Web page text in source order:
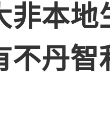
非本地
不丹智